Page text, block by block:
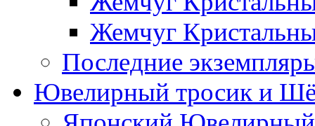
Жемчуг
Последние
Ювелирный тросик и